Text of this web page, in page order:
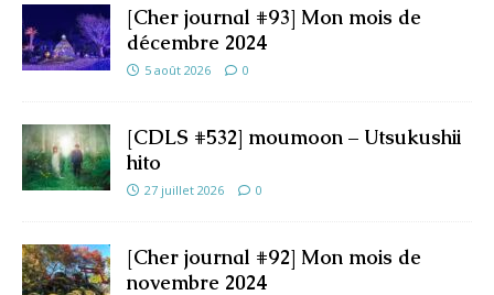
[Cher journal #93] Mon mois de
décembre 2024
5 août 2026 0
[CDLS #532] moumoon – Utsukushii
hito
27 juillet 2026 0
[Cher journal #92] Mon mois de
novembre 2024